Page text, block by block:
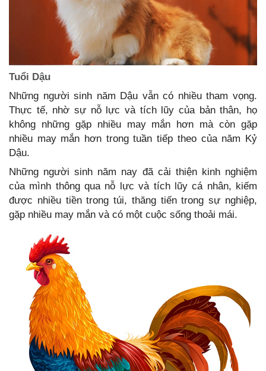
Tuổi Dậu
Những người sinh năm Dậu vẫn có nhiều tham vọng.
Thực tế, nhờ sự nỗ lực và tích lũy của bản thân, họ
không những gặp nhiều may mắn hơn mà còn gặp
nhiều may mắn hơn trong tuần tiếp theo của năm Kỷ
Dậu.
Những người sinh năm nay đã cải thiện kinh nghiệm
của mình thông qua nỗ lực và tích lũy cá nhân, kiếm
được nhiều tiền trong túi, thăng tiến trong sự nghiệp,
gặp nhiều may mắn và có một cuộc sống thoải mái.